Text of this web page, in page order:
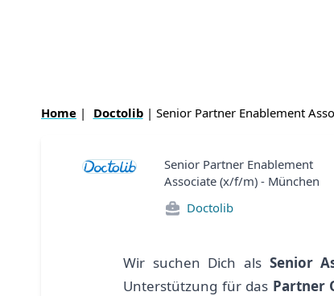
Home | Doctolib| Senior Partner Enablement
Senior Partner Enablement
Associate (x/f/m) - München
Doctolib
Wir suchen Dich als Senior
Unterstützung für das Partner